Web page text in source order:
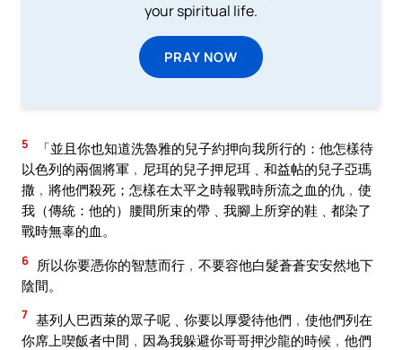
your spiritual life.
PRAY NOW
5
「並且你也知道洗魯雅的兒子約押向我所行的：他怎樣待
以色列的兩個將軍﹐尼珥的兒子押尼珥﹑和益帖的兒子亞瑪
撒﹐將他們殺死；怎樣在太平之時報戰時所流之血的仇﹐使
我（傳統：他的）腰間所束的帶﹑我腳上所穿的鞋﹑都染了
戰時無辜的血。
6 所以你要憑你的智慧而行﹐不要容他白髮蒼蒼安安然地下
陰間。
7 基列人巴西萊的眾子呢﹑你要以厚愛待他們﹐使他們列在
你席上喫飯者中間﹐因為我躲避你哥哥押沙龍的時候﹐他們